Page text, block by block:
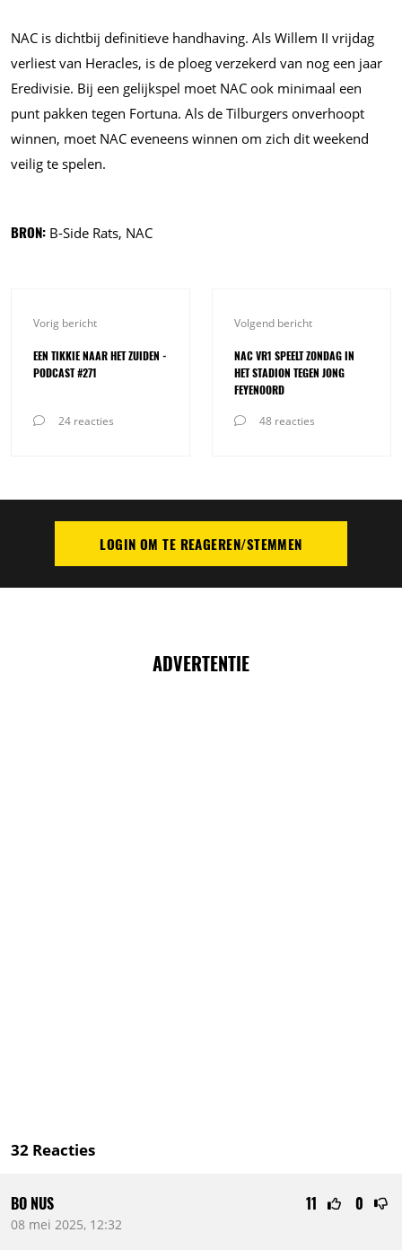
NAC is dichtbij definitieve handhaving. Als Willem II vrijdag
verliest van Heracles, is de ploeg verzekerd van nog een jaar
Eredivisie. Bij een gelijkspel moet NAC ook minimaal een
punt pakken tegen Fortuna. Als de Tilburgers onverhoopt
winnen, moet NAC eveneens winnen om zich dit weekend
veilig te spelen.
BRON: B-Side Rats, NAC
Vorig bericht
EEN TIKKIE NAAR HET ZUIDEN -
PODCAST #271
24 reacties
Volgend bericht
NAC VR1 SPEELT ZONDAG IN
HET STADION TEGEN JONG
FEYENOORD
48 reacties
PLAATS REACTIELOGIN OM TE REAGEREN/STEMMEN
ADVERTENTIE
32 Reacties
11 0
BO NUS
08 mei 2025, 12:32